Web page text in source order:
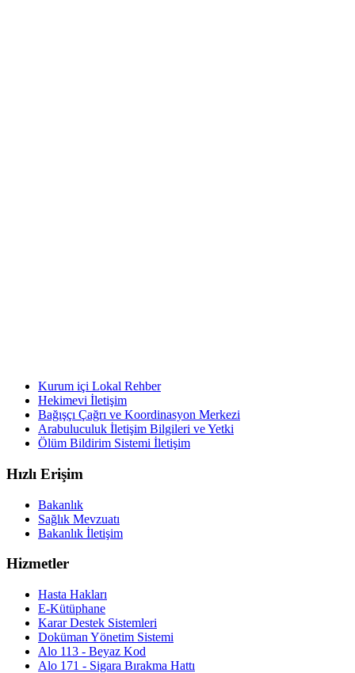
Kurum içi Lokal Rehber
Hekimevi İletişim
Bağışçı Çağrı ve Koordinasyon Merkezi
Arabuluculuk İletişim Bilgileri ve Yetki
Ölüm Bildirim Sistemi İletişim
Hızlı Erişim
Bakanlık
Sağlık Mevzuatı
Bakanlık İletişim
Hizmetler
Hasta Hakları
E-Kütüphane
Karar Destek Sistemleri
Doküman Yönetim Sistemi
Alo 113 - Beyaz Kod
Alo 171 - Sigara Bırakma Hattı